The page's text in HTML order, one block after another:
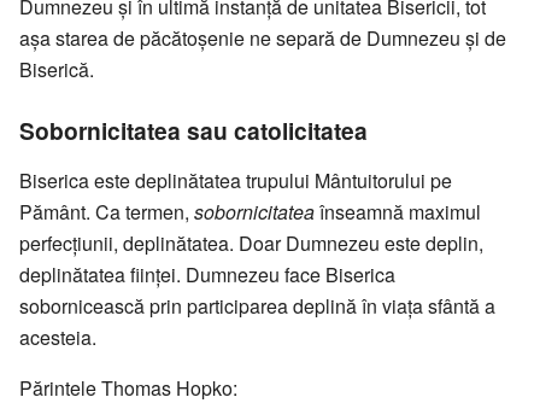
Dumnezeu și în ultimă instanță de unitatea Bisericii, tot
așa starea de păcătoșenie ne separă de Dumnezeu și de
Biserică.
Sobornicitatea sau catolicitatea
Biserica este deplinătatea trupului Mântuitorului pe
Pământ. Ca termen, sobornicitateaînseamnă maximul
perfecțiunii, deplinătatea. Doar Dumnezeu este deplin,
deplinătatea ființei. Dumnezeu face Biserica
sobornicească prin participarea deplină în viața sfântă a
acesteia.
Părintele Thomas Hopko: